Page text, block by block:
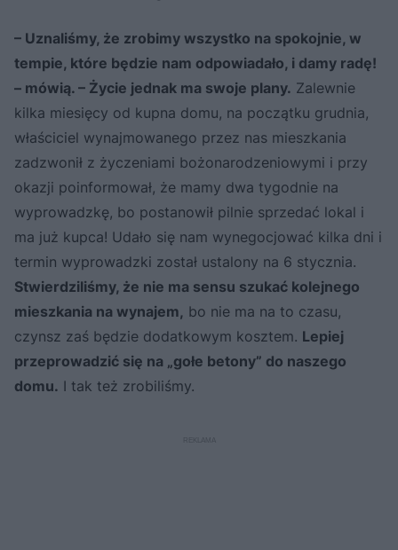
– Uznaliśmy, że zrobimy wszystko na spokojnie, w
tempie, które będzie nam odpowiadało, i damy radę!
– mówią. – Życie jednak ma swoje plany. Zalewnie
kilka miesięcy od kupna domu, na początku grudnia,
właściciel wynajmowanego przez nas mieszkania
zadzwonił z życzeniami bożonarodzeniowymi i przy
okazji poinformował, że mamy dwa tygodnie na
wyprowadzkę, bo postanowił pilnie sprzedać lokal i
ma już kupca! Udało się nam wynegocjować kilka dni i
termin wyprowadzki został ustalony na 6 stycznia.
Stwierdziliśmy, że nie ma sensu szukać kolejnego
mieszkania na wynajem, bo nie ma na to czasu,
czynsz zaś będzie dodatkowym kosztem. Lepiej
przeprowadzić się na „gołe betony” do naszego
domu. I tak też zrobiliśmy.